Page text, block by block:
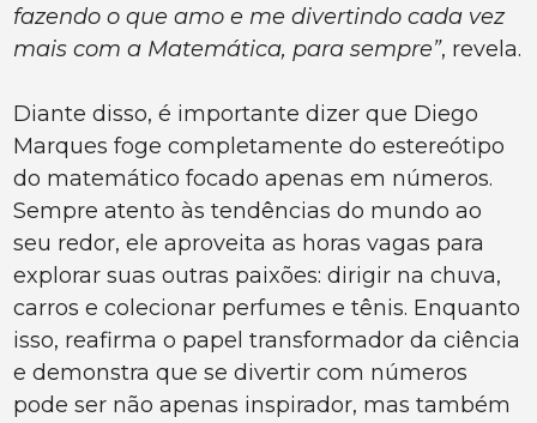
fazendo o que amo e me divertindo cada vez
mais com a Matemática, para sempre”, revela.
Diante disso, é importante dizer que Diego
Marques foge completamente do estereótipo
do matemático focado apenas em números.
Sempre atento às tendências do mundo ao
seu redor, ele aproveita as horas vagas para
explorar suas outras paixões: dirigir na chuva,
carros e colecionar perfumes e tênis. Enquanto
isso, reafirma o papel transformador da ciência
e demonstra que se divertir com números
pode ser não apenas inspirador, mas também